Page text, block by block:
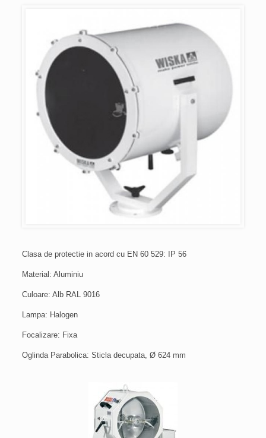
Clasa de protectie in acord cu EN 60 529: IP 56
Material: Aluminiu
Culoare: Alb RAL 9016
Lampa: Halogen
Focalizare: Fixa
Oglinda Parabolica: Sticla decupata, Ø 624 mm